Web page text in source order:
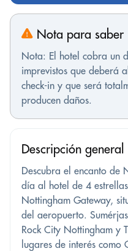
Nota para saber
Nota: El hotel cobra un
imprevistos que deberá
check-in y que será
producen daños.
Descripción general
Descubra el encanto de
día al hotel de 4
Nottingham Gateway,
del aeropuerto.
Rock City Nottingham y
lugares de interés como